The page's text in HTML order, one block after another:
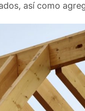
así como